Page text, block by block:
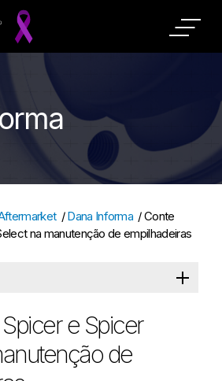
/Dana Informa /Conte
na manutenção de empilhadeiras
e Spicer
de